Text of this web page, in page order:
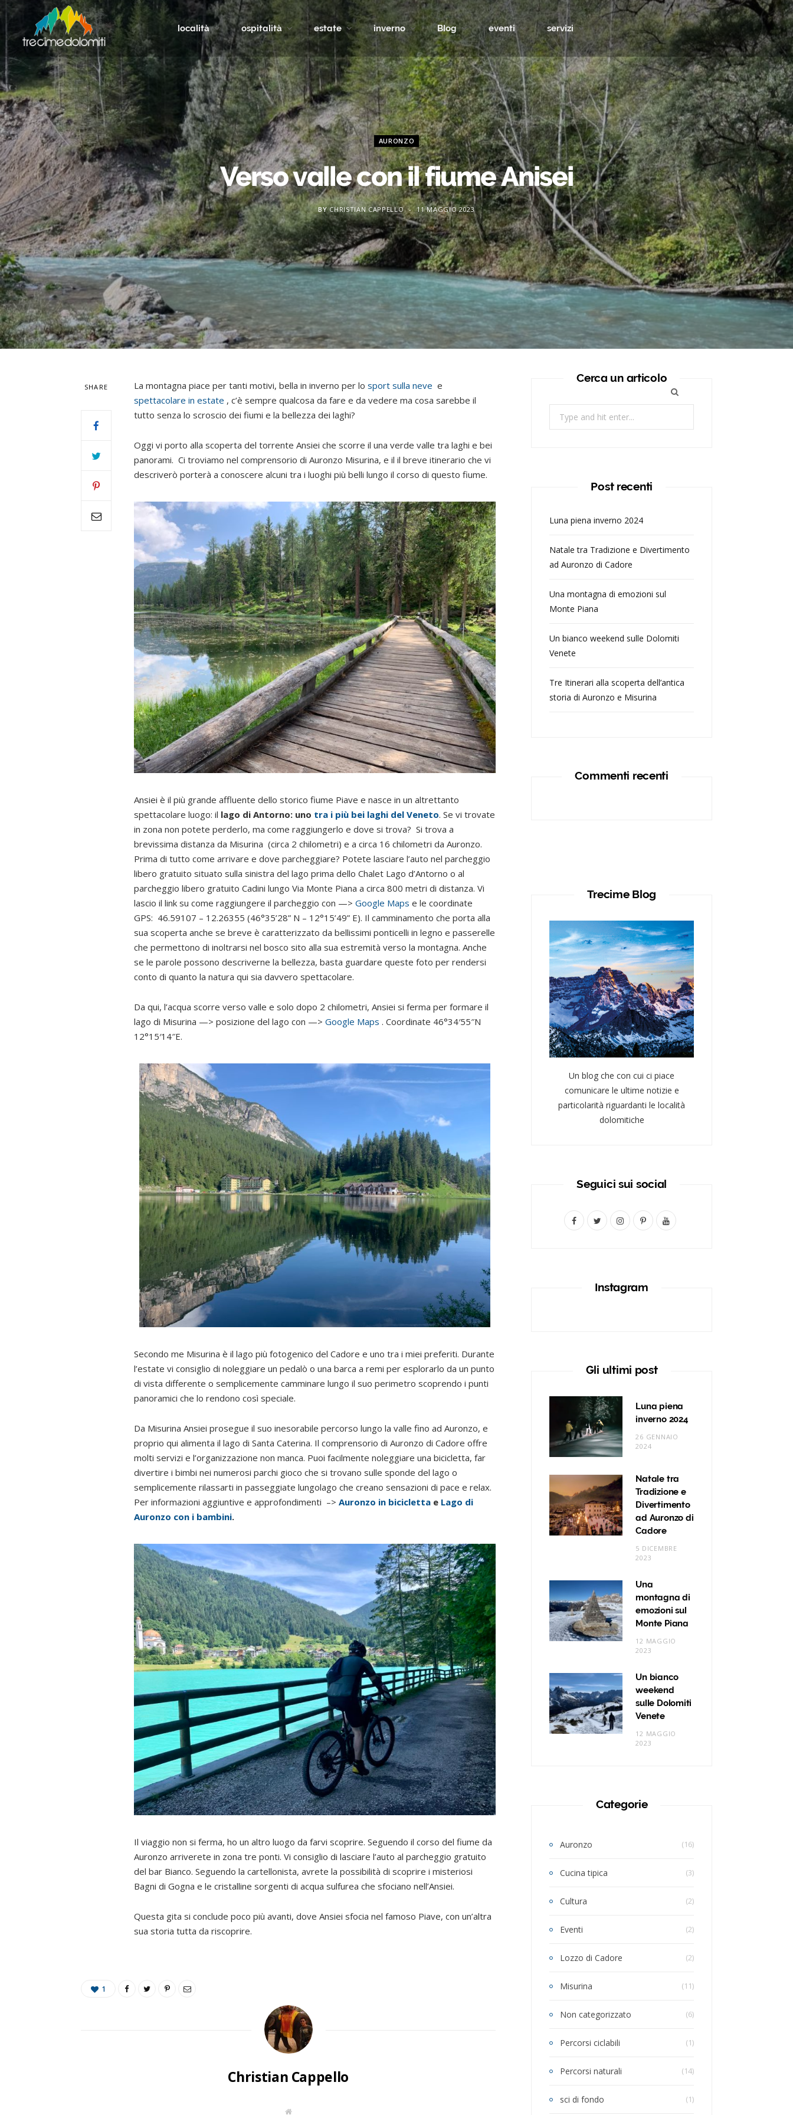
località ospitalità estate inverno Blog eventi servizi
AURONZO
Verso valle con il fiume Anisei
BY CHRISTIAN CAPPELLO 11 MAGGIO 2023
SHARE La montagna piace per tanti motivi, bella in inverno per lo sport sulla neve e
spettacolare in estate , c’è sempre qualcosa da fare e da vedere ma cosa sarebbe il
tutto senza lo scroscio dei fiumi e la bellezza dei laghi?
Oggi vi porto alla scoperta del torrente Ansiei che scorre il una verde valle tra laghi e bei
panorami. Ci troviamo nel comprensorio di Auronzo Misurina, e il il breve itinerario che vi
descriverò porterà a conoscere alcuni tra i luoghi più belli lungo il corso di questo fiume.
Ansiei è il più grande affluente dello storico fiume Piave e nasce in un altrettanto
spettacolare luogo: il lago di Antorno: uno tra i più bei laghi del Veneto. Se vi trovate
in zona non potete perderlo, ma come raggiungerlo e dove si trova? Si trova a
brevissima distanza da Misurina (circa 2 chilometri) e a circa 16 chilometri da Auronzo.
Prima di tutto come arrivare e dove parcheggiare? Potete lasciare l’auto nel parcheggio
libero gratuito situato sulla sinistra del lago prima dello Chalet Lago d’Antorno o al
parcheggio libero gratuito Cadini lungo Via Monte Piana a circa 800 metri di distanza. Vi
lascio il link su come raggiungere il parcheggio con —> Google Maps e le coordinate
GPS: 46.59107 – 12.26355 (46°35’28” N – 12°15’49” E). Il camminamento che porta alla
sua scoperta anche se breve è caratterizzato da bellissimi ponticelli in legno e passerelle
che permettono di inoltrarsi nel bosco sito alla sua estremità verso la montagna. Anche
se le parole possono descriverne la bellezza, basta guardare queste foto per rendersi
conto di quanto la natura qui sia davvero spettacolare.
Da qui, l’acqua scorre verso valle e solo dopo 2 chilometri, Ansiei si ferma per formare il
lago di Misurina —> posizione del lago con —> Google Maps . Coordinate 46°34′55″N
12°15′14″E.
Secondo me Misurina è il lago più fotogenico del Cadore e uno tra i miei preferiti. Durante
l’estate vi consiglio di noleggiare un pedalò o una barca a remi per esplorarlo da un punto
di vista differente o semplicemente camminare lungo il suo perimetro scoprendo i punti
panoramici che lo rendono così speciale.
Da Misurina Ansiei prosegue il suo inesorabile percorso lungo la valle fino ad Auronzo, e
proprio qui alimenta il lago di Santa Caterina. Il comprensorio di Auronzo di Cadore offre
molti servizi e l’organizzazione non manca. Puoi facilmente noleggiare una bicicletta, far
divertire i bimbi nei numerosi parchi gioco che si trovano sulle sponde del lago o
semplicemente rilassarti in passeggiate lungolago che creano sensazioni di pace e relax.
Per informazioni aggiuntive e approfondimenti –> Auronzo in bicicletta e Lago di
Auronzo con i bambini.
Il viaggio non si ferma, ho un altro luogo da farvi scoprire. Seguendo il corso del fiume da
Auronzo arriverete in zona tre ponti. Vi consiglio di lasciare l’auto al parcheggio gratuito
del bar Bianco. Seguendo la cartellonista, avrete la possibilità di scoprire i misteriosi
Bagni di Gogna e le cristalline sorgenti di acqua sulfurea che sfociano nell’Ansiei.
Questa gita si conclude poco più avanti, dove Ansiei sfocia nel famoso Piave, con un’altra
sua storia tutta da riscoprire.
1
Christian Cappello
W
Cerca un articolo
for:
Post recenti
Luna piena inverno 2024
Natale tra Tradizione e Divertimento
ad Auronzo di Cadore
Una montagna di emozioni sul
Monte Piana
Un bianco weekend sulle Dolomiti
Venete
Tre Itinerari alla scoperta dell’antica
storia di Auronzo e Misurina
Commenti recenti
Trecime Blog
Un blog che con cui ci piace
comunicare le ultime notizie e
particolarità riguardanti le località
dolomitiche
Seguici sui social
F
T
I
P
Y
Instagram
Gli ultimi post
Luna piena
inverno 2024
26 GENNAIO
2024
Natale tra
Tradizione e
Divertimento
ad Auronzo di
Cadore
5 DICEMBRE
2023
Una
montagna di
emozioni sul
Monte Piana
12 MAGGIO
2023
Un bianco
weekend
sulle Dolomiti
Venete
12 MAGGIO
2023
Categorie
Auronzo (16)
Cucina tipica (3)
Cultura (2)
Eventi (2)
Lozzo di Cadore (2)
Misurina (11)
Non categorizzato (6)
Percorsi ciclabili (1)
Percorsi naturali (14)
sci di fondo (1)